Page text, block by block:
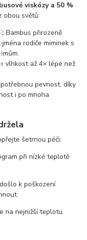
viskózy a 50 %
obou světů:
Bambus přirozeně
rodiče miminek s
vlhkost až 4× lépe než
pevnost, díky
i po mnoha
šetrnou péči:
při nízké teplotě
k poškození
na nejnižší teplotu.